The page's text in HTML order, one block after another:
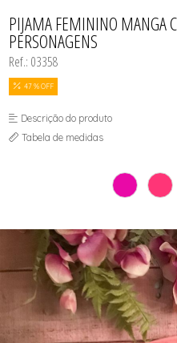
CONJUNTO
CONJUNTO BIQUÍNI
MAIÔ
PIJAMA FEMININO MANGA
PERSONAGENS
Ref.: 03358
47 % OFF
Descrição do produto
Tabela de medidas